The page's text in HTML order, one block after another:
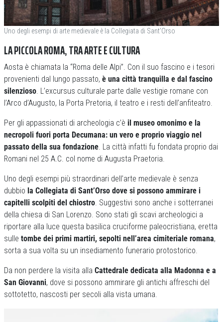
Uno degli esempi di arte medievale è la Collegiata di Sant’Orso
LA PICCOLA ROMA, TRA ARTE E CULTURA
Aosta è chiamata la “Roma delle Alpi”. Con il suo fascino e i tesori
provenienti dal lungo passato, è una città tranquilla e dal fascino
silenzioso. L’excursus culturale parte dalle vestigie romane con
l’Arco d’Augusto, la Porta Pretoria, il teatro e i resti dell’anfiteatro.
Per gli appassionati di archeologia c’è il museo omonimo e la
necropoli fuori porta Decumana: un vero e proprio viaggio nel
passato della sua fondazione. La città infatti fu fondata proprio dai
Romani nel 25 A.C. col nome di Augusta Praetoria.
Uno degli esempi più straordinari dell’arte medievale è senza
dubbio la Collegiata di Sant’Orso dove si possono ammirare i
capitelli scolpiti del chiostro. Suggestivi sono anche i sotterranei
della chiesa di San Lorenzo. Sono stati gli scavi archeologici a
riportare alla luce questa basilica cruciforme paleocristiana, eretta
sulle tombe dei primi martiri, sepolti nell’area cimiteriale romana,
sorta a sua volta su un insediamento funerario protostorico.
Da non perdere la visita alla Cattedrale dedicata alla Madonna e a
San Giovanni, dove si possono ammirare gli antichi affreschi del
sottotetto, nascosti per secoli alla vista umana.